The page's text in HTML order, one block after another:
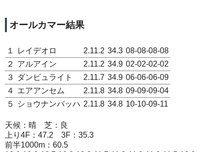
オールカマー結果
１ レイデオロ 2.11.2 34.3 08-08-08-08
２
アルアイン 2.11.2 34.9 02-02-02-02
３
ダンビュライト 2.11.7 34.9 06-06-06-09
４ エアアンセム 2.11.8 34.8 09-09-09-04
５
ショウナンバッハ 2.11.8 34.8 10-10-09-11
天候：晴 芝：良
上り4F：47.2 3F：35.3
前半1000m：60.5